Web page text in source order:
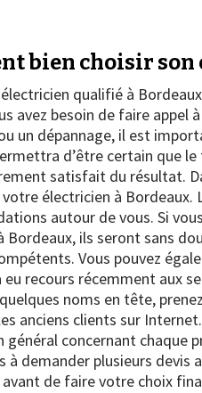
bien choisir
qualifié à
avez besoin de faire appel
un dépannage, il est
d’être certain que
satisfait du résultat.
électricien à
autour de vous. Si
Bordeaux, ils seront sans
Vous pouvez
eu recours récemment aux
noms en tête,
anciens clients sur
concernant chaque
à demander plusieurs
de faire votre choix